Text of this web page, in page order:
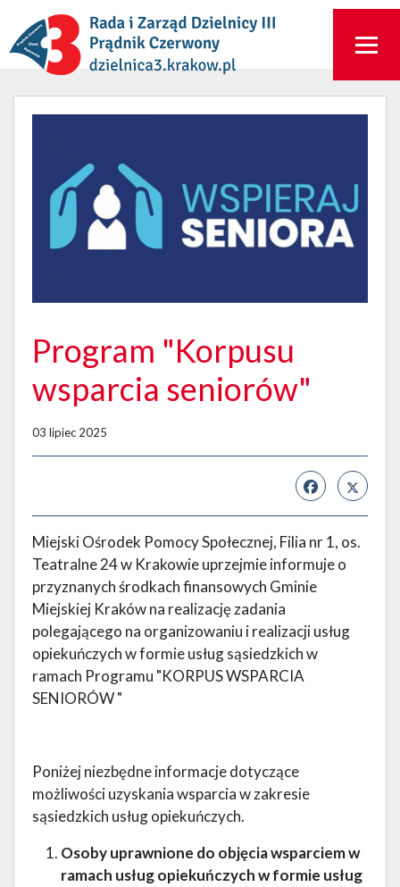
Program "Korpusu
wsparcia seniorów"
03 lipiec 2025
Miejski Ośrodek Pomocy Społecznej, Filia nr 1, os.
Teatralne 24 w Krakowie uprzejmie informuje o
przyznanych środkach finansowych Gminie
Miejskiej Kraków na realizację zadania
polegającego na organizowaniu i realizacji usług
opiekuńczych w formie usług sąsiedzkich w
ramach Programu "KORPUS WSPARCIA
SENIORÓW "
Poniżej niezbędne informacje dotyczące
możliwości uzyskania wsparcia w zakresie
sąsiedzkich usług opiekuńczych.
Osoby uprawnione do objęcia wsparciem w
ramach usług opiekuńczych w formie usług